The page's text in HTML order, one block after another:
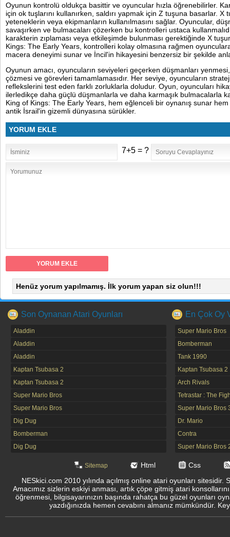
Oyunun kontrolü oldukça basittir ve oyuncular hızla öğrenebilirler.
için ok tuşlarını kullanırken, saldırı yapmak için Z tuşuna basarlar. X
yeteneklerin veya ekipmanların kullanılmasını sağlar. Oyuncular,
savaşırken ve bulmacaları çözerken bu kontrolleri ustaca
karakterin zıplaması veya etkileşimde bulunması gerektiğinde X
Kings: The Early Years, kontrolleri kolay olmasına rağmen
macera deneyimi sunar ve İncil'in hikayesini benzersiz bir şekilde
Oyunun amacı, oyuncuların seviyeleri geçerken düşmanları
çözmesi ve görevleri tamamlamasıdır. Her seviye, oyuncuların
reflekslerini test eden farklı zorluklarla doludur. Oyun, oyuncuları
ilerledikçe daha güçlü düşmanlarla ve daha karmaşık bulmacalarla
King of Kings: The Early Years, hem eğlenceli bir oynanış sunar hem
antik İsrail'in gizemli dünyasına sürükler.
YORUM EKLE
7+5 = ?
Henüz yorum yapılmamış. İlk yorum yapan siz olun!!!
Son Oynanan Atari Oyunları
Aladdin
Aladdin
Aladdin
Kaptan Tsubasa 2
Kaptan Tsubasa 2
Super Mario Bros
Super Mario Bros
Dig Dug
Bomberman
Dig Dug
En Çok Oy
Super Mario Bros
Bomberman
Tank 1990
Kaptan Tsubasa 2
Arch Rivals
Tetrastar : The
Super Mario Bros
Dr. Mario
Contra
Super Mario Bros
Sitemap Html
Css
NESkici.com 2010 yılında açılmış online atari oyunları
Amacımız sizlerin eskiyi anması, artık çöpe gitmiş atari
öğrenmesi, bilgisayarınızın başında rahatça bu güzel oyunları
yazdığınızda hemen cevabını almanız mümkündür.